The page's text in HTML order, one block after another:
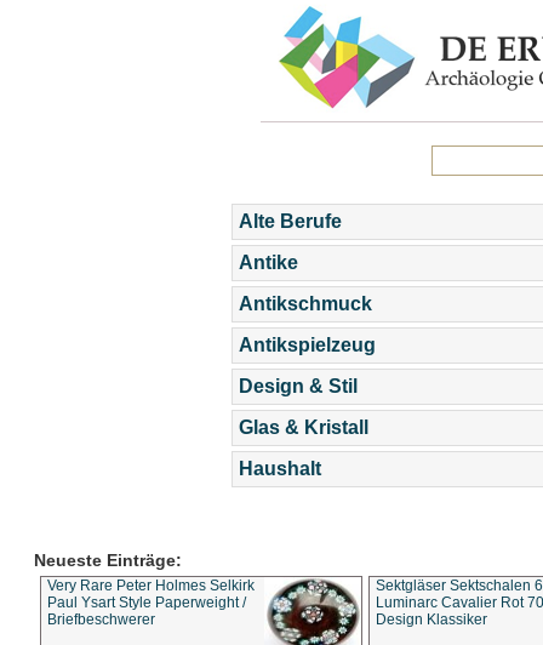
Alte Berufe
Antike
Antikschmuck
Antikspielzeug
Design & Stil
Glas & Kristall
Haushalt
Neueste Einträge:
Very Rare Peter Holmes Selkirk
Paul Ysart Style Paperweight /
Briefbeschwerer
Sektgläser Sektschalen
Luminarc Cavalier Rot
Design Klassiker